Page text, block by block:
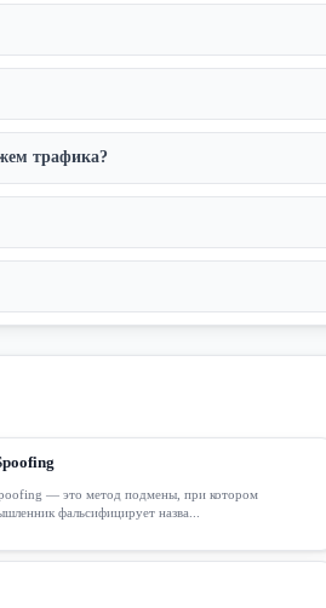
трафика?
— это метод подмены, при котором
фальсифицирует назва...